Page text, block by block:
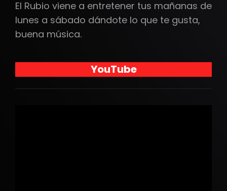
El Rubio viene a entretener tus mañanas de
lunes a sábado dándote lo que te gusta,
buena música.
YouTube